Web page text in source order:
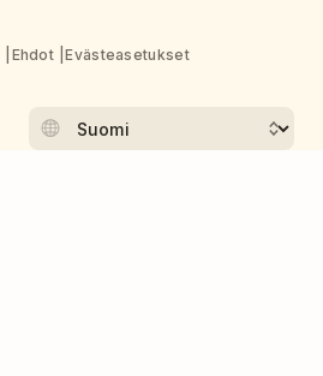
Ehdot
Evästeasetukset